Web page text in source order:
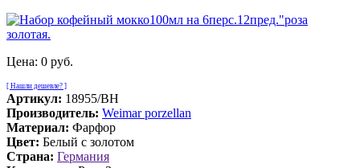
Цена: 0 руб.
[ Нашли дешевле? ]
Артикул: 18955/BH
Производитель: Weimar porzellan
Материал: Фарфор
Цвет: Белый с золотом
Страна: Германия